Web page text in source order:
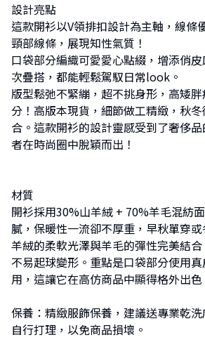
設計亮點
這款開衫以V領排扣設計為主軸，線條
頸部線條，展現知性氣質！
口袋部分編織可愛愛心點綴，增添俏
次疊搭，都能輕鬆駕馭日常look。
版型鬆弛不緊繃，超不挑身形，高矮
分！高版本現貨，細節做工精緻，秋
合。這款開衫的設計靈感受到了奢侈
者在時尚圈中脫穎而出！
材質
開衫採用30%山羊絨 + 70%羊毛混紡
膩，保暖性一流卻不厚重，早秋單穿或
羊絨的柔軟光澤與羊毛的彈性完美結合
不易起球變形。重點是口袋部分使用
用，這讓它在高仿商品中顯得格外出色
保養：精緻服飾保養，建議送專業乾
自行打理，以免商品損壞。